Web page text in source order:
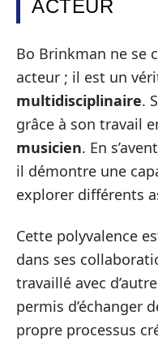
ACTEUR
Bo Brinkman ne se
acteur ; il est un
multidisciplinaire.
grâce à son travail
musicien. En
il démontre une
explorer différents
Cette polyvalence
dans ses
travaillé avec
permis d’échanger
propre processus